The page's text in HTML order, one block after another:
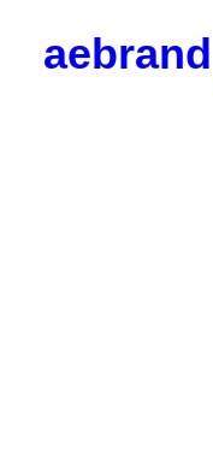
aebrand